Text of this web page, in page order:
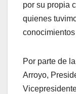
por su propia
quienes
Por parte de
Arroyo,